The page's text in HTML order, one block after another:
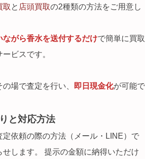
取 と 店頭買取の2種類の方法をご用意し
ながら香水を送付するだけで簡単に買取
ビスです。
場で査定を行い、 即日現金化が可能で
と対応方法
依頼の際の方法（メール・LINE）で
します。 提示の金額に納得いただけ